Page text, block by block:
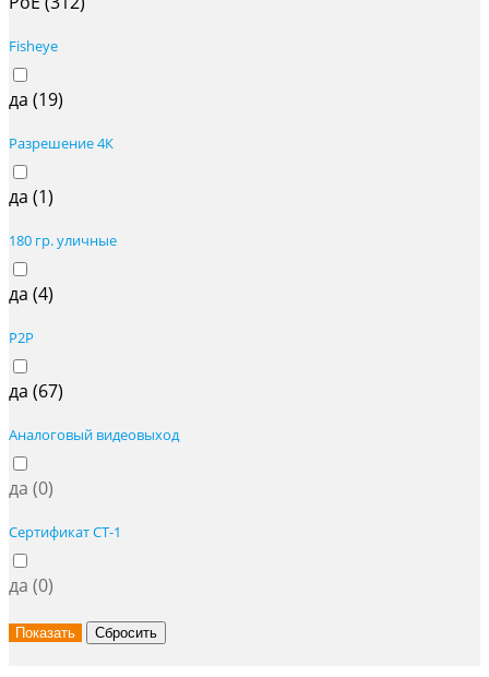
Fisheye
да (19)
Разрешение 4К
да (1)
180 гр. уличные
да (4)
P2P
да (67)
Аналоговый видеовыход
да (0)
Сертификат СТ-1
да (0)